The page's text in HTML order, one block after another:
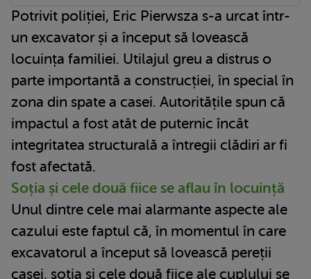
Potrivit poliției, Eric Pierwsza s-a urcat într-
un excavator și a început să lovească
locuința familiei. Utilajul greu a distrus o
parte importantă a construcției, în special în
zona din spate a casei. Autoritățile spun că
impactul a fost atât de puternic încât
integritatea structurală a întregii clădiri ar fi
fost afectată.
Soția și cele două fiice se aflau în locuință
Unul dintre cele mai alarmante aspecte ale
cazului este faptul că, în momentul în care
excavatorul a început să lovească pereții
casei, soția și cele două fiice ale cuplului se